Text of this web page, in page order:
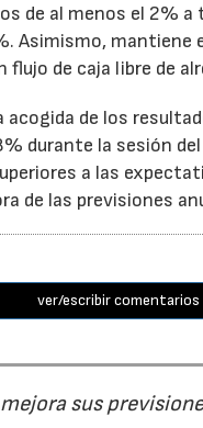
de al menos el 2%
Asimismo, mantiene
de caja libre de
acogida de los
durante la sesión
a las
de las previsiones
ver/escribir comentarios
sus